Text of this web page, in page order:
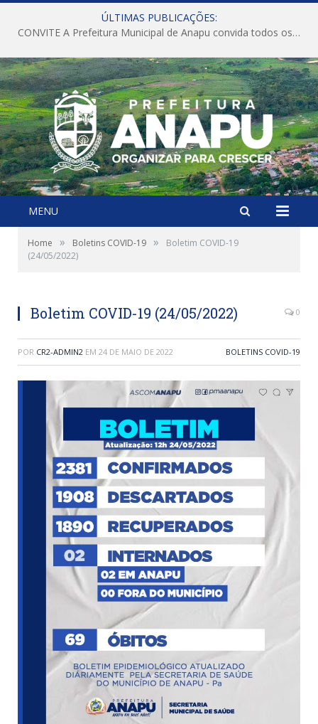
ÚLTIMAS PUBLICAÇÕES:
CONVITE A Prefeitura Municipal de Anapu convida todos os servidores públicos municipais para participarem da Audiência Pública de discussão da Lei de Diretrizes Orçamentárias (LDO), importante instrumento de planejamento das ações e investimentos da Administração Pública para o próximo exercício financeiro.
MENU
Home » Boletins COVID-19 »
Boletim COVID-19
(24/05/2022)
Boletim COVID-19 (24/05/2022) 0
POR CR2-ADMIN2 EM 24 DE MAIO DE 2022 BOLETINS COVID-19